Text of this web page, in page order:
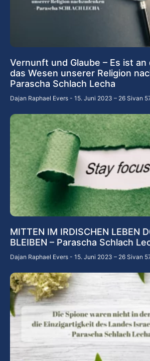
Vernunft und Glaube – Es ist
das Wesen unserer Religion
Parascha Schlach Lecha
Dajan Raphael Evers 15. Juni 2023 – 26 Sivan
MITTEN IM IRDISCHEN LEBEN
BLEIBEN – Parascha Schlach
Dajan Raphael Evers 15. Juni 2023 – 26 Sivan